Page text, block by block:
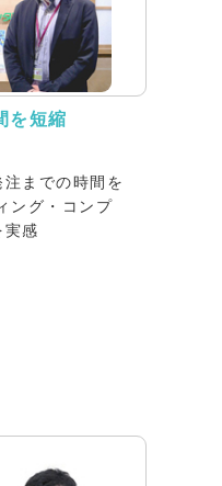
を短縮
までの時間を
ング・コンプ
実感